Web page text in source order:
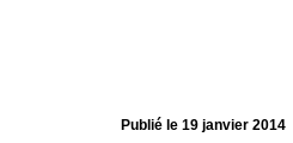
Publié le 19 janvier 2014